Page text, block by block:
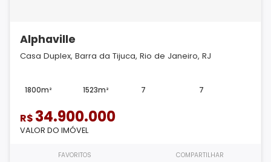
Alphaville
Casa Duplex, Barra da Tijuca, Rio de Janeiro, RJ
1800m² 1523m² 7 7
R$ 34.900.000
VALOR DO IMÓVEL
FAVORITOS COMPARTILHAR